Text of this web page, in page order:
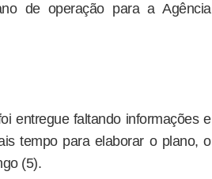
de operação para a Agência
entregue faltando informações e
tempo para elaborar o plano, o
(5).